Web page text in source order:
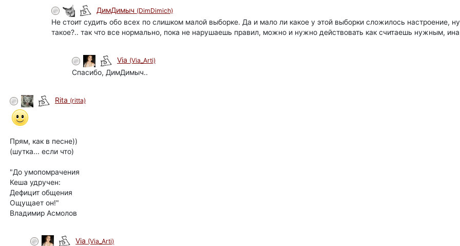
ДимДимыч (DimDimich)
Не стоит судить обо всех по слишком малой выборке. Да и мало ли какое у этой выборки сложилось настроение,
такое?.. так что все нормально, пока не нарушаешь правил, можно и нужно действовать как считаешь нужным,
Via (Via_Arti)
Спасибо, ДимДимыч..
Rita (ritta)
Прям, как в песне))
(шутка... если что)
"До умопомрачения
Кеша удручен:
Дефицит общения
Ощущает он!"
Владимир Асмолов
Via (Via_Arti)